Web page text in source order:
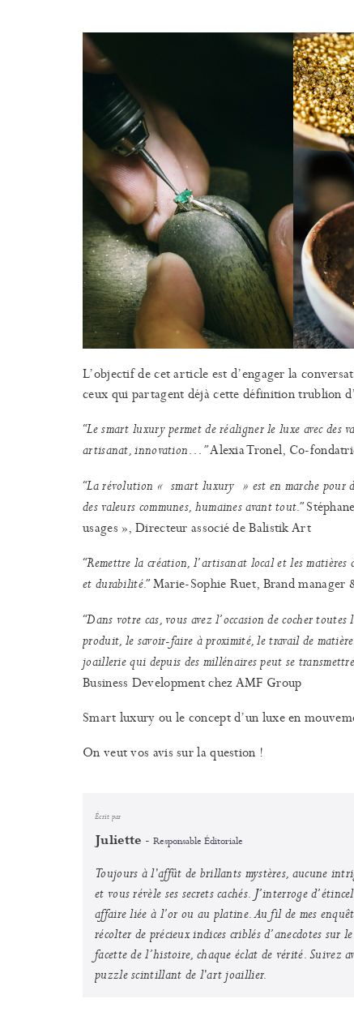
L’objectif de cet article est d’engager la
ceux qui partagent déjà cette
“Le smart luxury permet de réaligner le luxe avec des
artisanat, innovation…”Alexia Tronel, Co-
“La révolution « smart luxury » est en marche pour
des valeurs communes, humaines avant tout.”
usages », Directeur associé de Balistik Art
“Remettre la création, l’artisanat local et les
et durabilité.”Marie-Sophie Ruet, Brand manager
“Dans votre cas, vous avez l’occasion de cocher
produit, le savoir-faire à proximité, le travail de
joaillerie qui depuis des millénaires peut se
Business Development chez AMF Group
Smart luxury ou le concept d’un luxe en
On veut vos avis sur la question !
Écrit par
Juliette -Responsable Éditoriale
Toujours à l'affût de brillants mystères, aucune
et vous révèle ses secrets cachés. J’interroge
affaire liée à l’or ou au platine. Au fil de mes
récolter de précieux indices criblés d’anecdotes
facette de l’histoire, chaque éclat de vérité. Suivez
puzzle scintillant de l'art joaillier.